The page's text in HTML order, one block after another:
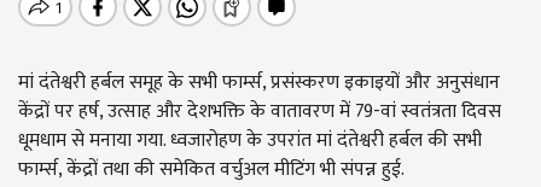
मां दंतेश्वरी हर्बल समूह के सभी फार्म्स, प्रसंस्करण इकाइयों और अनुसंधान
केंद्रों पर हर्ष, उत्साह और देशभक्ति के वातावरण में 79-वां स्वतंत्रता दिवस
धूमधाम से मनाया गया. ध्वजारोहण के उपरांत मां दंतेश्वरी हर्बल की सभी
फार्म्स, केंद्रों तथा की समेकित वर्चुअल मीटिंग भी संपन्न हुई.